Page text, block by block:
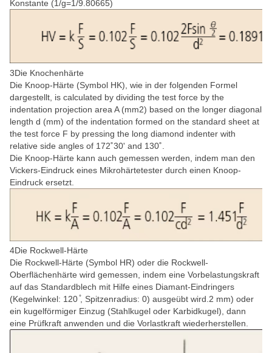
Konstante (1/g=1/9.80665)
3Die Knochenhärte
Die Knoop-Härte (Symbol HK), wie in der folgenden Formel
dargestellt, is calculated by dividing the test force by the
indentation projection area A (mm2) based on the longer diagonal
length d (mm) of the indentation formed on the standard sheet at
the test force F by pressing the long diamond indenter with
relative side angles of 172˚30' and 130˚.
Die Knoop-Härte kann auch gemessen werden, indem man den
Vickers-Eindruck eines Mikrohärtetester durch einen Knoop-
Eindruck ersetzt.
4Die Rockwell-Härte
Die Rockwell-Härte (Symbol HR) oder die Rockwell-
Oberflächenhärte wird gemessen, indem eine Vorbelastungskraft
auf das Standardblech mit Hilfe eines Diamant-Eindringers
(Kegelwinkel: 120 ̊, Spitzenradius: 0) ausgeübt wird.2 mm) oder
ein kugelförmiger Einzug (Stahlkugel oder Karbidkugel), dann
eine Prüfkraft anwenden und die Vorlastkraft wiederherstellen.